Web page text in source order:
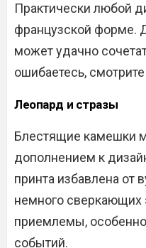
Практически любой
французской форме.
может удачно
ошибаетесь,
Леопард и стразы
Блестящие камешки
дополнением к
принта избавлена от
немного сверкающих
приемлемы,
событий.